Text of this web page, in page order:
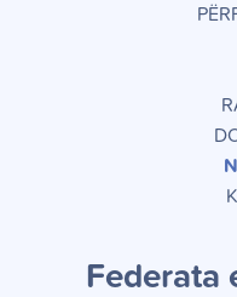
Federata